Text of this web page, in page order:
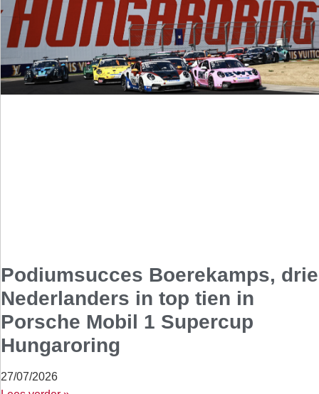
Podiumsucces Boerekamps, drie
Nederlanders in top tien in
Porsche Mobil 1 Supercup
Hungaroring
27/07/2026